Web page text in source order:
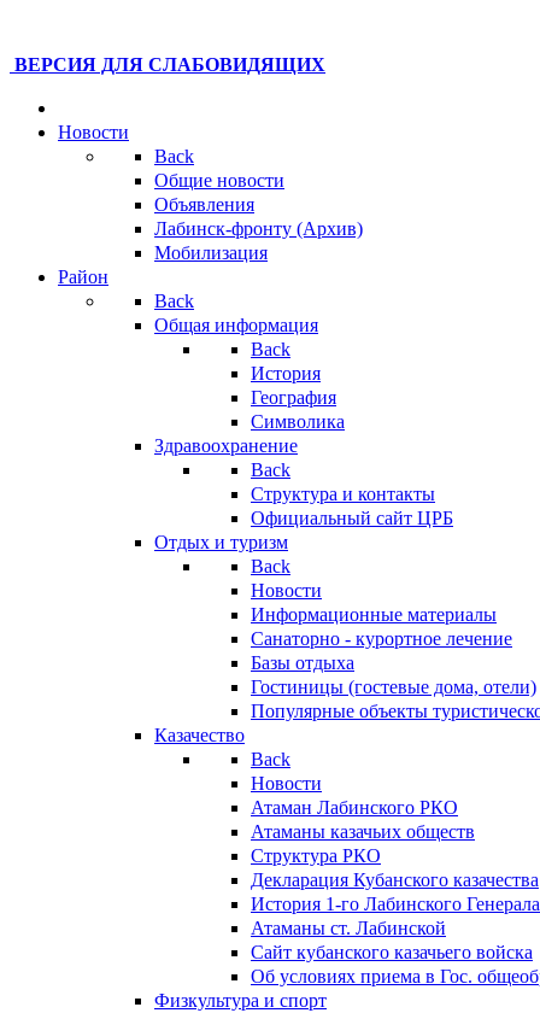
ВЕРСИЯ ДЛЯ СЛАБОВИДЯЩИХ
Новости
Back
Общие новости
Объявления
Лабинск-фронту (Архив)
Мобилизация
Район
Back
Общая информация
Back
История
География
Символика
Здравоохранение
Back
Структура и контакты
Официальный сайт ЦРБ
Отдых и туризм
Back
Новости
Информационные материалы
Санаторно - курортное лечение
Базы отдыха
Гостиницы (гостевые дома, отели)
Популярные объекты
Казачество
Back
Новости
Атаман Лабинского РКО
Атаманы казачьих обществ
Структура РКО
Декларация Кубанского казачества
История 1-го Лабинского
Атаманы ст. Лабинской
Cайт кубанского казачьего войска
Об условиях приема в Гос.
Физкультура и спорт